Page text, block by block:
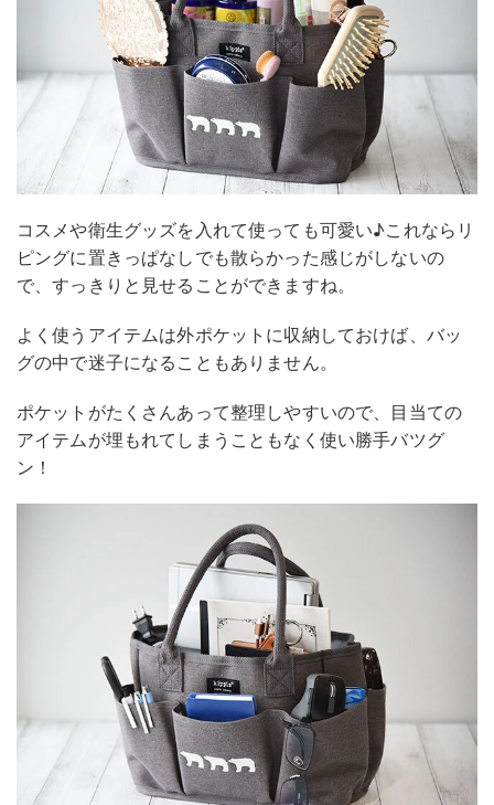
コスメや衛生グッズを入れて使っても可愛い♪これならリ
ピングに置きっぱなしでも散らかった感じがしないの
で、すっきりと見せることができますね。
よく使うアイテムは外ポケットに収納しておけば、バッ
グの中で迷子になることもありません。
ポケットがたくさんあって整理しやすいので、目当ての
アイテムが埋もれてしまうこともなく使い勝手バツグ
ン！